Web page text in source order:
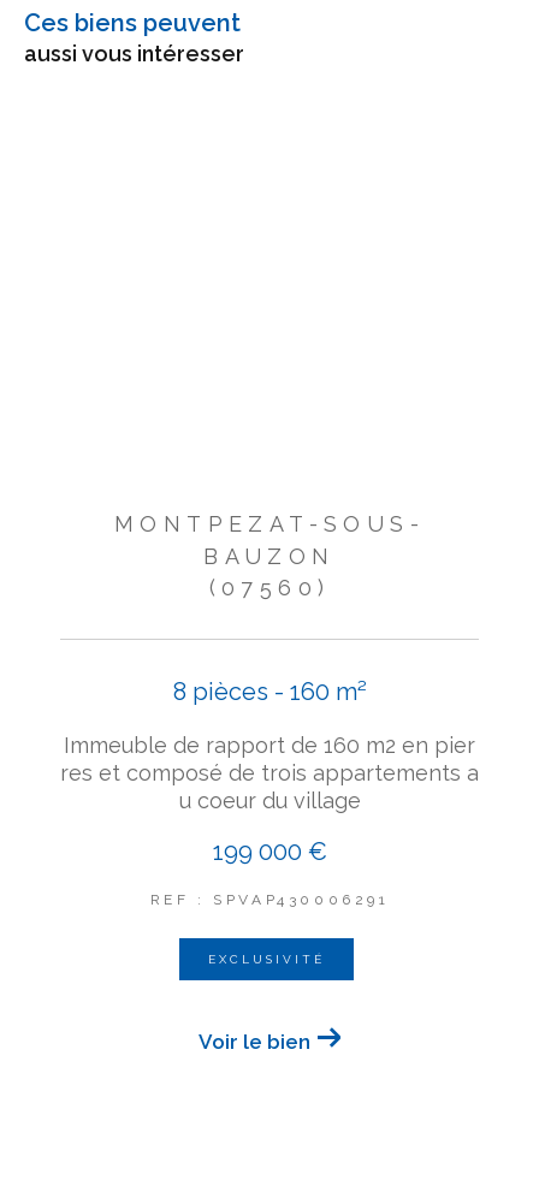
Ces biens peuvent
aussi vous intéresser
MONTPEZAT-SOUS-
BAUZON
(07560)
8 pièces - 160 m²
Immeuble de rapport de 160 m2 en pier
res et composé de trois appartements a
u coeur du village
199 000 €
REF : SPVAP430006291
EXCLUSIVITÉ
Voir le bien